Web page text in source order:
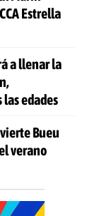
Estrella
a llenar la
edades
Bueu
verano